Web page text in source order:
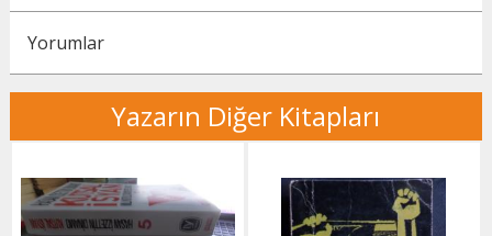
Yorumlar
Yazarın Diğer Kitapları